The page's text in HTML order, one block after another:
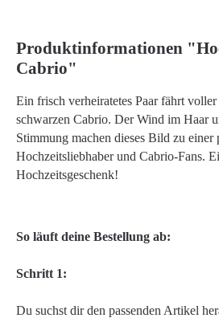
Produktinformationen
Cabrio"
Ein frisch verheiratetes Paar fährt
schwarzen Cabrio. Der Wind im Haar
Stimmung machen dieses Bild zu
Hochzeitsliebhaber und Cabrio-Fans.
Hochzeitsgeschenk!
So läuft deine Bestellung ab:
Schritt 1:
Du suchst dir den passenden Artikel